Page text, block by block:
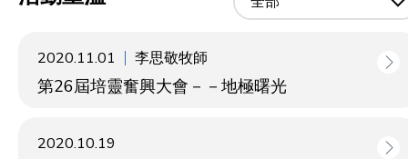
2020.11.01 李思敬牧師
第26屆培靈奮興大會－－地極曙光
2020.10.19